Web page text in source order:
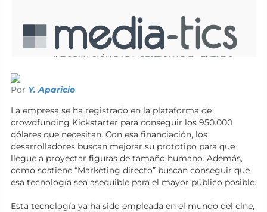
Por Y. Aparicio
La empresa se ha registrado en la plataforma de
crowdfunding Kickstarter para conseguir los 950.000
dólares que necesitan. Con esa financiación, los
desarrolladores buscan mejorar su prototipo para que
llegue a proyectar figuras de tamaño humano. Además,
como sostiene “Marketing directo” buscan conseguir que
esa tecnología sea asequible para el mayor público posible.
Esta tecnología ya ha sido empleada en el mundo del cine,